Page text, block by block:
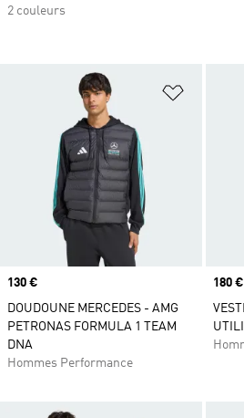
Ajouter
Prix
130 €
DOUDOUNE MERCEDES - AMG
PETRONAS FORMULA 1 TEAM
DNA
Hommes Performance
Prix
180 €
2 couleurs